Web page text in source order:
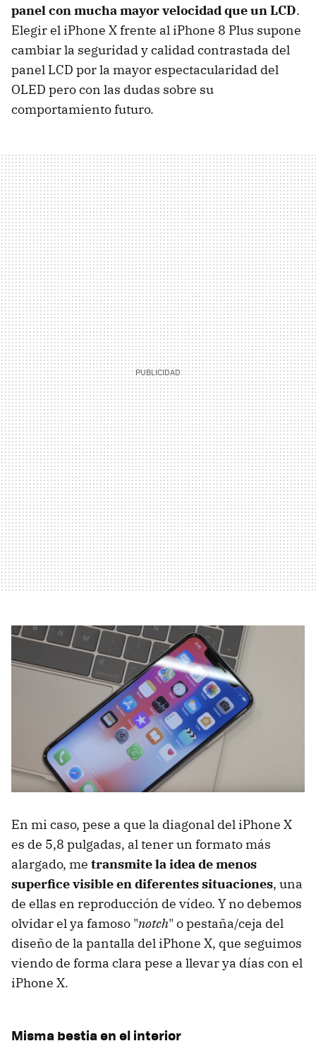
panel con mucha mayor velocidad que un LCD.
Elegir el iPhone X frente al iPhone 8 Plus supone
cambiar la seguridad y calidad contrastada del
panel LCD por la mayor espectacularidad del
OLED pero con las dudas sobre su
comportamiento futuro.
En mi caso, pese a que la diagonal del iPhone X
es de 5,8 pulgadas, al tener un formato más
alargado, me transmite la idea de menos
superfice visible en diferentes situaciones, una
de ellas en reproducción de vídeo. Y no debemos
olvidar el ya famoso "notch" o pestaña/ceja del
diseño de la pantalla del iPhone X, que seguimos
viendo de forma clara pese a llevar ya días con el
iPhone X.
Misma bestia en el interior